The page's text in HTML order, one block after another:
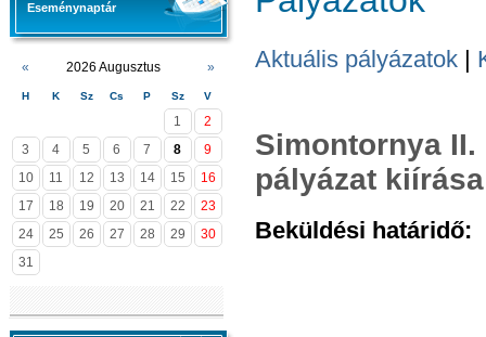
Eseménynaptár
« 2026 Augusztus »
H K Sz Cs P Sz V
1
2
3
4 5 6 7 8
9
10
11 12 13 14 15
16
17
18 19 20 21 22
23
24
25 26 27 28 29
30
31
Aktuális pályázatok |
Simontornya
pályázat kiírása
Beküldési határidő: